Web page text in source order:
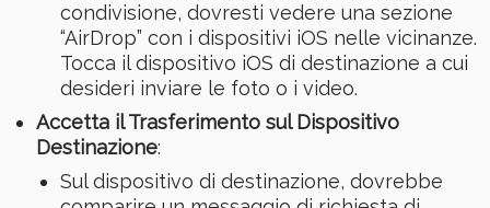
condivisione, dovresti vedere una sezione
“AirDrop” con i dispositivi iOS nelle vicinanze.
Tocca il dispositivo iOS di destinazione a cui
desideri inviare le foto o i video.
Accetta il Trasferimento sul Dispositivo
Destinazione:
Sul dispositivo di destinazione, dovrebbe